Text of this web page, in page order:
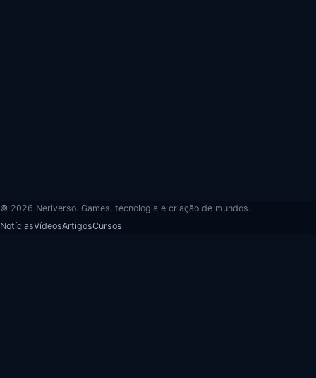
© 2026 Neriverso. Games, tecnologia e criação de mundos.
NotíciasVídeosArtigosCursos